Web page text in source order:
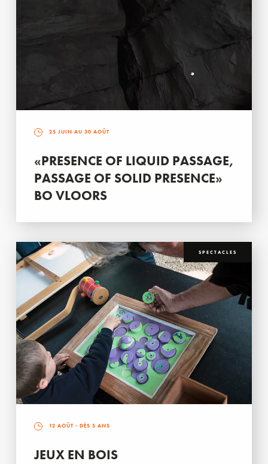
25 JUIN AU 30 AOÛT
«PRESENCE OF LIQUID PASSAGE,
PASSAGE OF SOLID PRESENCE»
BO VLOORS
SPECTACLES
12 AOÛT - DÈS 5 ANS
JEUX EN BOIS